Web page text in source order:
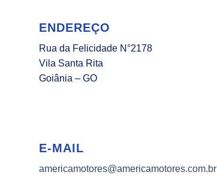
ENDEREÇO
Rua da Felicidade N°2178
Vila Santa Rita
Goiânia – GO
E-MAIL
americamotores@americamotores.com.br